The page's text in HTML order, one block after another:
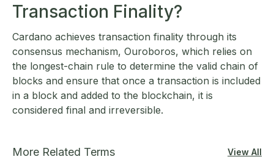
Transaction Finality?
Cardano achieves transaction finality through its
consensus mechanism, Ouroboros, which relies on
the longest-chain rule to determine the valid chain of
blocks and ensure that once a transaction is included
in a block and added to the blockchain, it is
considered final and irreversible.
More Related Terms View All